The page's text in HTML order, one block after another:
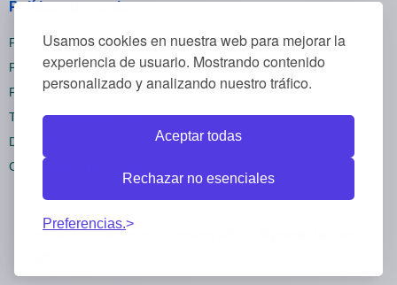
Usamos cookies en nuestra web para mejorar la
experiencia de usuario. Mostrando contenido
personalizado y analizando nuestro tráfico.
Aceptar todas
Rechazar no esenciales
Preferencias.
Políticas generales
Políticas de privacidad
Políticas de cookies
Políticas de reembolsos
Términos y condiciones
Darse de baja
Configuración cookies
Todos los derechos reservados Mywebstudies ©